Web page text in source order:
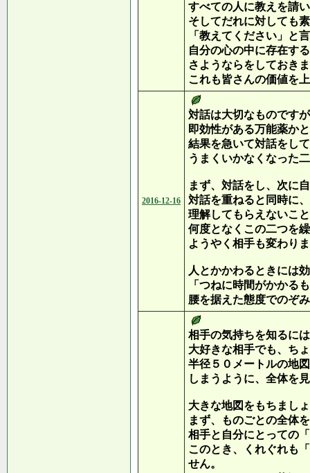
すべての人に教えを請
そしてだれに対しても
「教えてください」と
自分の心の中に存在す
さようならをしておき
これも皆さんの価値を
2016-12-16
対話は大切なものです
即効性がある万能薬か
結果を急いて対話をし
うまくいかなくなった
まず、対話をし、次に
対話を重ねると同時に
理解してもらえないこ
何度となくこの二つを
ようやく相手も変わり
人とかかわるときには
「つねに時間がかかる
腰を据えた態度でのぞ
相手の気持ちを知るに
大好きな相手でも、ち
半径５０メートルの地
しまうように、全体を
大きな地図をもちまし
まず、ものごとの全体
相手と自分にとっての
このとき、くれぐれも
せん。